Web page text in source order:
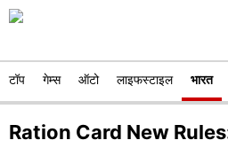
टॉप गेम्स ऑटो लाइफस्टाइल भारत
Ration Card New Rules: